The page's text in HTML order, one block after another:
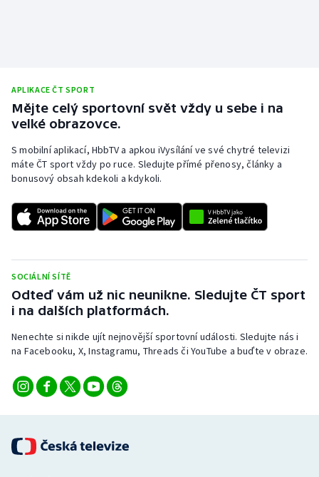
APLIKACE ČT SPORT
Mějte celý sportovní svět vždy u sebe i na
velké obrazovce.
S mobilní aplikací, HbbTV a apkou iVysílání ve své chytré televizi
máte ČT sport vždy po ruce. Sledujte přímé přenosy, články a
bonusový obsah kdekoli a kdykoli.
SOCIÁLNÍ SÍTĚ
Odteď vám už nic neunikne. Sledujte ČT sport
i na dalších platformách.
Nenechte si nikde ujít nejnovější sportovní události. Sledujte nás i
na Facebooku, X, Instagramu, Threads či YouTube a buďte v obraze.